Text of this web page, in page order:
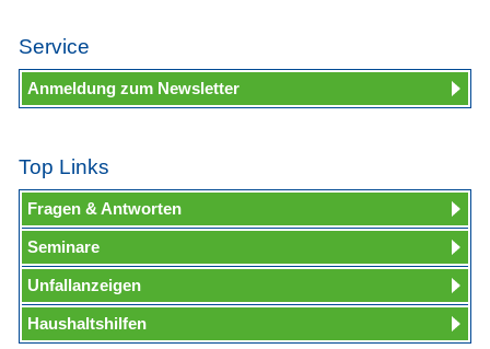
Service
Anmeldung zum Newsletter
Top Links
Fragen & Antworten
Seminare
Unfallanzeigen
Haushaltshilfen